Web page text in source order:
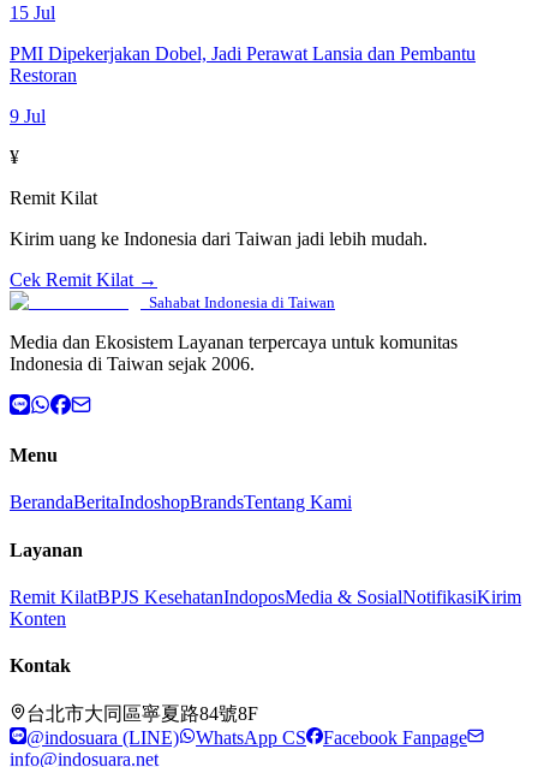
15 Jul
PMI Dipekerjakan Dobel, Jadi Perawat Lansia dan Pembantu
Restoran
9 Jul
¥
Remit Kilat
Kirim uang ke Indonesia dari Taiwan jadi lebih mudah.
Cek Remit Kilat →
Sahabat Indonesia di Taiwan
Media dan Ekosistem Layanan terpercaya untuk komunitas
Indonesia di Taiwan sejak 2006.
Menu
BerandaBeritaIndoshopBrandsTentang Kami
Layanan
Remit KilatBPJS KesehatanIndoposMedia & SosialNotifikasiKirim
Konten
Kontak
台北市大同區寧夏路84號8F
@indosuara (LINE)
WhatsApp CS
Facebook Fanpage
info@indosuara.net